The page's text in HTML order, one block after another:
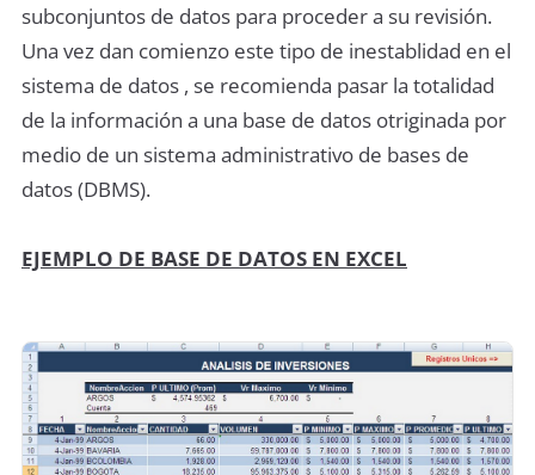
subconjuntos de datos para proceder a su revisión.
Una vez dan comienzo este tipo de inestablidad en el
sistema de datos , se recomienda pasar la totalidad
de la información a una base de datos otriginada por
medio de un sistema administrativo de bases de
datos (DBMS).
EJEMPLO DE BASE DE DATOS EN EXCEL